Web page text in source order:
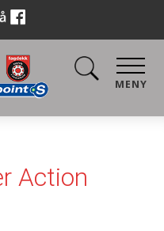
MENY
Action